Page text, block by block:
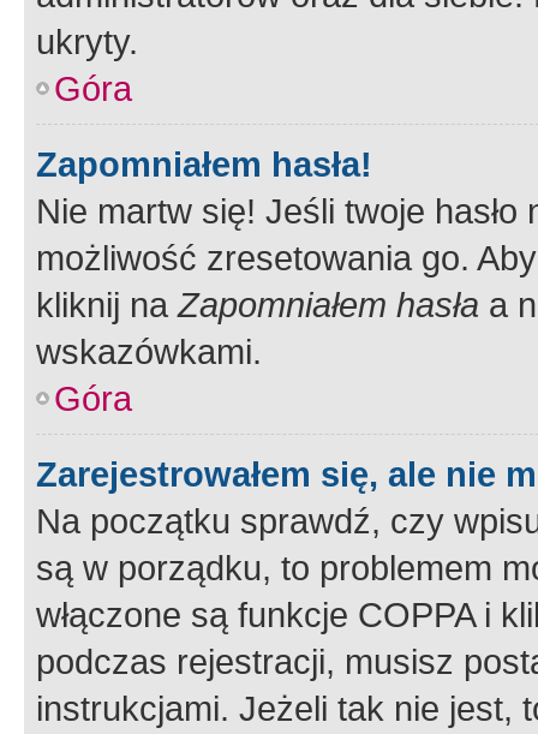
ukryty.
Góra
Zapomniałem hasła!
Nie martw się! Jeśli twoje
możliwość zresetowania go.
kliknij naZapomniałem hasła a
wskazówkami.
Góra
Zarejestrowałem się, ale nie
Na początku sprawdź, czy
są w porządku, to problemem
włączone są funkcje COPPA i
podczas rejestracji, musisz
instrukcjami. Jeżeli tak nie jest,